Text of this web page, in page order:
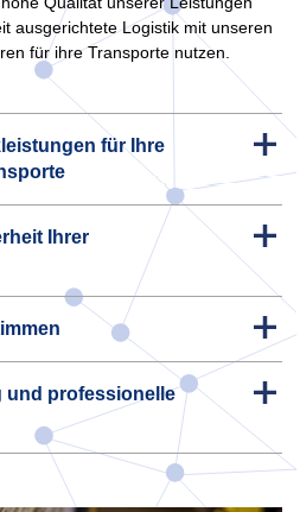
ausgerichtete Logistik mit unseren
für ihre Transporte nutzen.
für Ihre
Ihrer
und professionelle